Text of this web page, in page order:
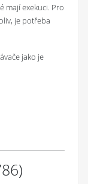
mají exekuci. Pro
je potřeba
jako je
)